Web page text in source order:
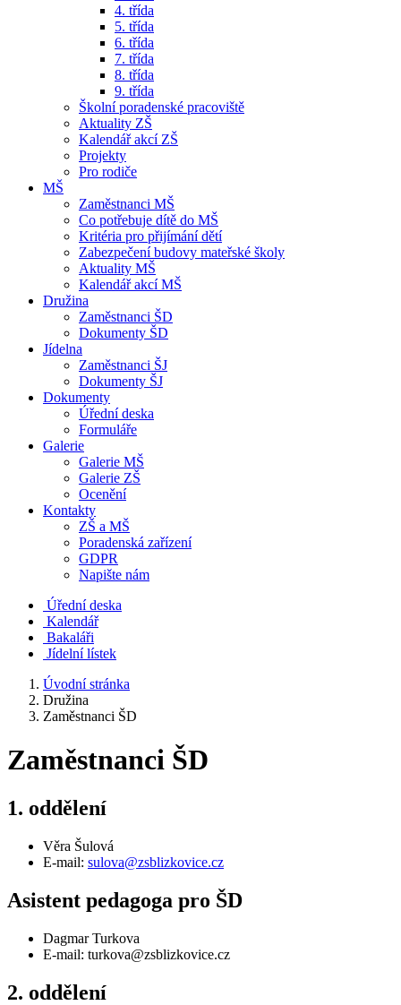
4. třída
5. třída
6. třída
7. třída
8. třída
9. třída
Školní poradenské pracoviště
Aktuality ZŠ
Kalendář akcí ZŠ
Projekty
Pro rodiče
MŠ
Zaměstnanci MŠ
Co potřebuje dítě do MŠ
Kritéria pro přijímání dětí
Zabezpečení budovy mateřské školy
Aktuality MŠ
Kalendář akcí MŠ
Družina
Zaměstnanci ŠD
Dokumenty ŠD
Jídelna
Zaměstnanci ŠJ
Dokumenty ŠJ
Dokumenty
Úřední deska
Formuláře
Galerie
Galerie MŠ
Galerie ZŠ
Ocenění
Kontakty
ZŠ a MŠ
Poradenská zařízení
GDPR
Napište nám
Úřední deska
Kalendář
Bakaláři
Jídelní lístek
Úvodní stránka
Družina
Zaměstnanci ŠD
Zaměstnanci ŠD
1. oddělení
Věra Šulová
E-mail: sulova@zsblizkovice.cz
Asistent pedagoga pro ŠD
Dagmar Turkova
E-mail: turkova@zsblizkovice.cz
2. oddělení